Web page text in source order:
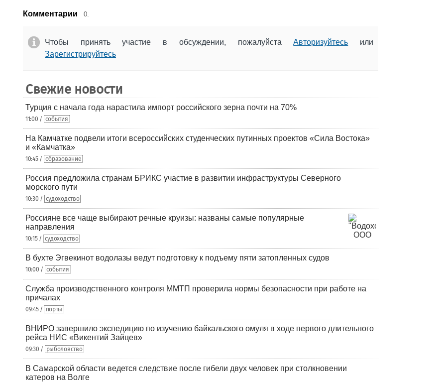
Комментарии 0.
Чтобы принять участие в обсуждении, пожалуйстаАвторизуйтесь или
Зарегистрируйтесь
Свежие новости
Турция с начала года нарастила импорт российского зерна почти на 70%
11:00 / события
На Камчатке подвели итоги всероссийских студенческих путинных проектов «Сила Востока»
и «Камчатка»
10:45 / образование
Россия предложила странам БРИКС участие в развитии инфраструктуры Северного
морского пути
10:30 / судоходство
Россияне все чаще выбирают речные круизы: названы самые популярные
направления
10:15 / судоходство
В бухте Эгвекинот водолазы ведут подготовку к подъему пяти затопленных судов
10:00 / события
Служба производственного контроля ММТП проверила нормы безопасности при работе на
причалах
09:45 / порты
ВНИРО завершило экспедицию по изучению байкальского омуля в ходе первого длительного
рейса НИС «Викентий Зайцев»
09:30 / рыболовство
В Самарской области ведется следствие после гибели двух человек при столкновении
катеров на Волге